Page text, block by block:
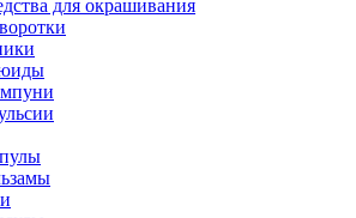
для окрашивания